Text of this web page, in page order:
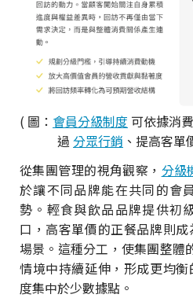
( 圖： 會員分級制度 可依據消
過 分眾行銷 、提高客
從集團管理的視角觀察， 分級
於讓不同品牌能在共同的會
勢。輕食與飲品品牌提供初
口，高客單價的正餐品牌則
場景。這種分工，使集團整體
情境中持續延伸，形成更均
度集中於少數據點。